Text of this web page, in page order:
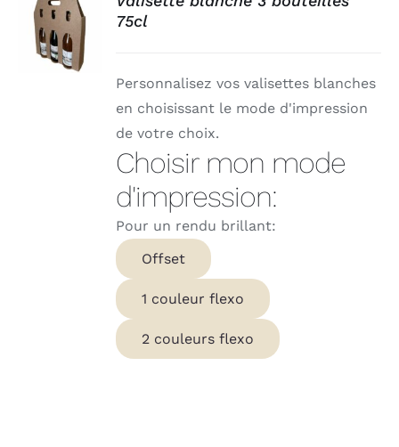
DÉTAILS
75cl
Personnalisez vos valisettes blanches
en choisissant le mode d'impression
de votre choix.
Choisir mon mode
d'impression:
Pour un rendu brillant:
Offset
1 couleur flexo
2 couleurs flexo